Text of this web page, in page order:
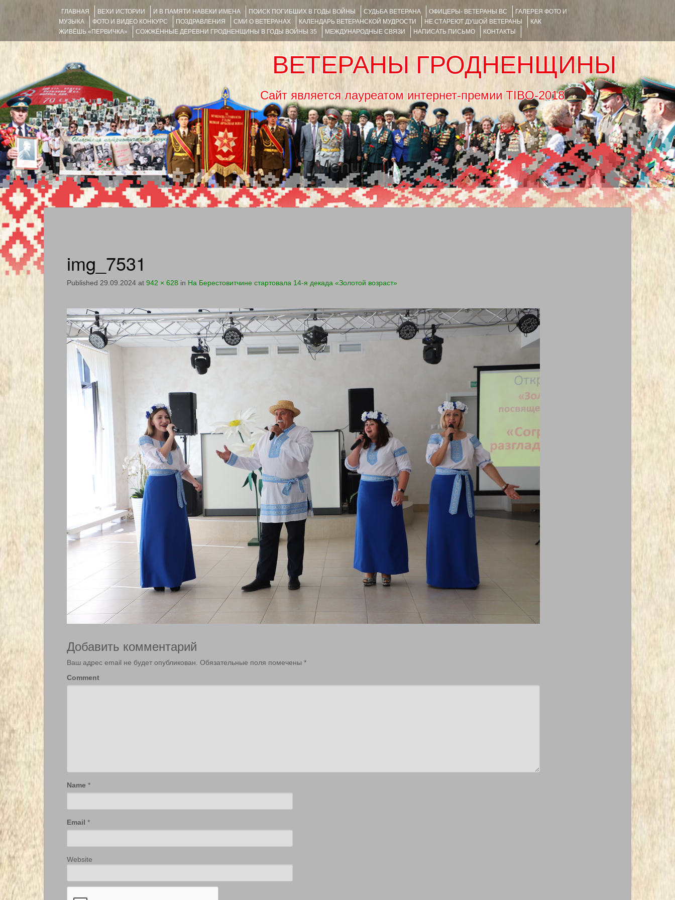
ГЛАВНАЯ ВЕХИ ИСТОРИИ И В ПАМЯТИ НАВЕКИ ИМЕНА ПОИСК ПОГИБШИХ В ГОДЫ ВОЙНЫ СУДЬБА ВЕТЕРАНА ОФИЦЕРЫ- ВЕТЕРАНЫ ВС
ГАЛЕРЕЯ ФОТО И
МУЗЫКА
ФОТО И ВИДЕО КОНКУРС ПОЗДРАВЛЕНИЯ СМИ О ВЕТЕРАНАХ КАЛЕНДАРЬ ВЕТЕРАНСКОЙ МУДРОСТИ НЕ СТАРЕЮТ ДУШОЙ ВЕТЕРАНЫ
КАК
ЖИВЁШЬ «ПЕРВИЧКА»
СОЖЖЁННЫЕ ДЕРЕВНИ ГРОДНЕНЩИНЫ В ГОДЫ ВОЙНЫ 35 МЕЖДУНАРОДНЫЕ СВЯЗИ НАПИСАТЬ ПИСЬМО КОНТАКТЫ
ВЕТЕРАНЫ ГРОДНЕНЩИНЫ
Сайт является лауреатом интернет-премии TIBO-2018
Menu
SKIP TO CONTENT
img_7531
Published 29.09.2024 at 942 × 628 in На Берестовитчине стартовала 14-я декада «Золотой возраст»
Добавить комментарий
Ваш адрес email не будет опубликован. Обязательные поля помечены *
Comment
Name *
Email *
Website